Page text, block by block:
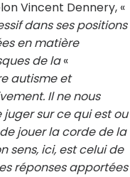
Vincent Dennery, «
dans ses positions
en matière
de la«
autisme et
Il ne nous
sur ce qui est ou
jouer la corde de la
sens, ici, est celui de
réponses apportées